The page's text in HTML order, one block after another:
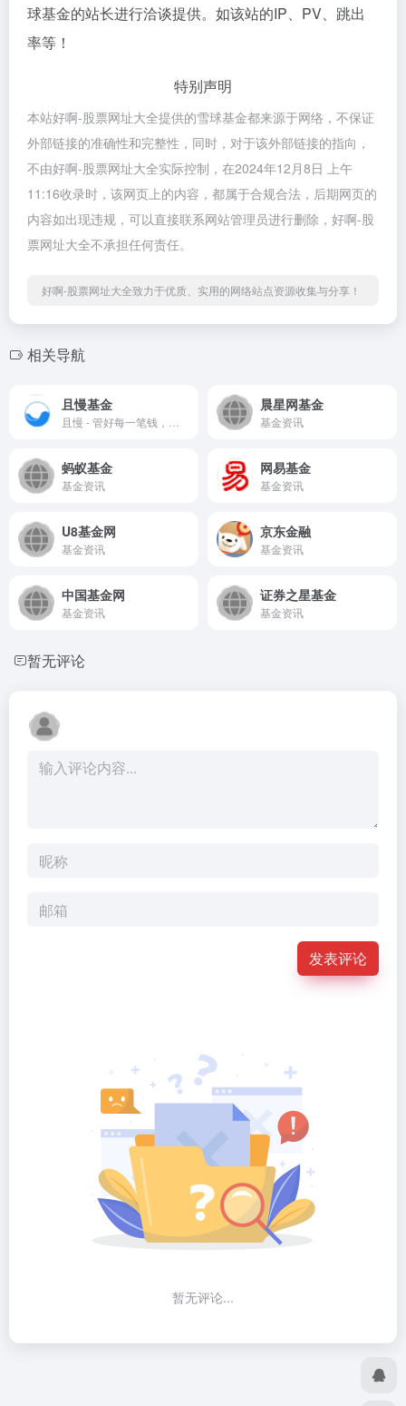
球基金的站长进行洽谈提供。如该站的IP、PV、跳出
率等！
特别声明
本站好啊-股票网址大全提供的雪球基金都来源于网络，不保证
外部链接的准确性和完整性，同时，对于该外部链接的指向，
不由好啊-股票网址大全实际控制，在2024年12月8日 上午
11:16收录时，该网页上的内容，都属于合规合法，后期网页的
内容如出现违规，可以直接联系网站管理员进行删除，好啊-股
票网址大全不承担任何责任。
好啊-股票网址大全致力于优质、实用的网络站点资源收集与分享！
相关导航
且慢基金 晨星网基金
基金资讯
蚂蚁基金
基金资讯
网易基金
基金资讯
U8基金网
基金资讯
京东金融
基金资讯
中国基金网
基金资讯
证券之星基金
基金资讯
暂无评论
发表评论
暂无评论...